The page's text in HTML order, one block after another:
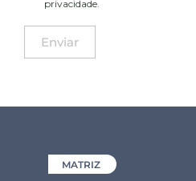
privacidade
MATRIZ